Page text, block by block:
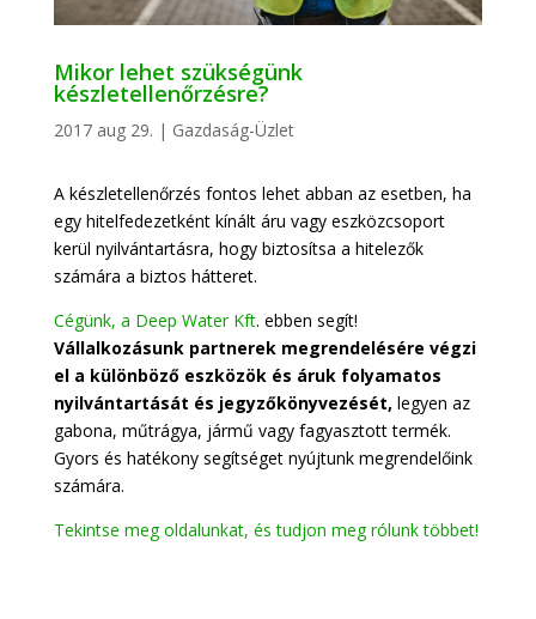
Mikor lehet szükségünk
készletellenőrzésre?
2017 aug 29. | Gazdaság-Üzlet
A készletellenőrzés fontos lehet abban az esetben, ha
egy hitelfedezetként kínált áru vagy eszközcsoport
kerül nyilvántartásra, hogy biztosítsa a hitelezők
számára a biztos hátteret.
Cégünk, a Deep Water Kft. ebben segít!
Vállalkozásunk partnerek megrendelésére végzi
el a különböző eszközök és áruk folyamatos
nyilvántartását és jegyzőkönyvezését, legyen az
gabona, műtrágya, jármű vagy fagyasztott termék.
Gyors és hatékony segítséget nyújtunk megrendelőink
számára.
Tekintse meg oldalunkat, és tudjon meg rólunk többet!